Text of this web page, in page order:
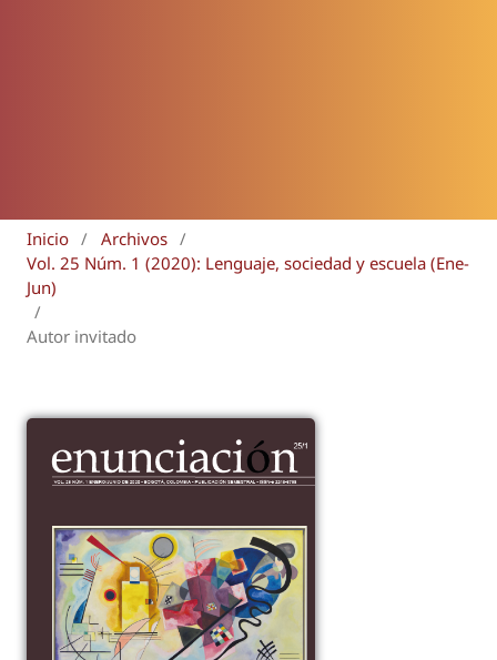
Inicio / Archivos /
Vol. 25 Núm. 1 (2020): Lenguaje, sociedad y escuela (Ene-
Jun)
/
Autor invitado